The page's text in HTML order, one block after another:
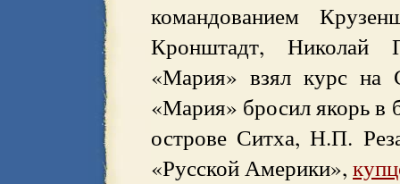
командованием
Кронштадт, Николай
«Мария» взял курс на
«Мария» бросил якорь в
острове Ситха, Н.П.
«Русской Америки»,